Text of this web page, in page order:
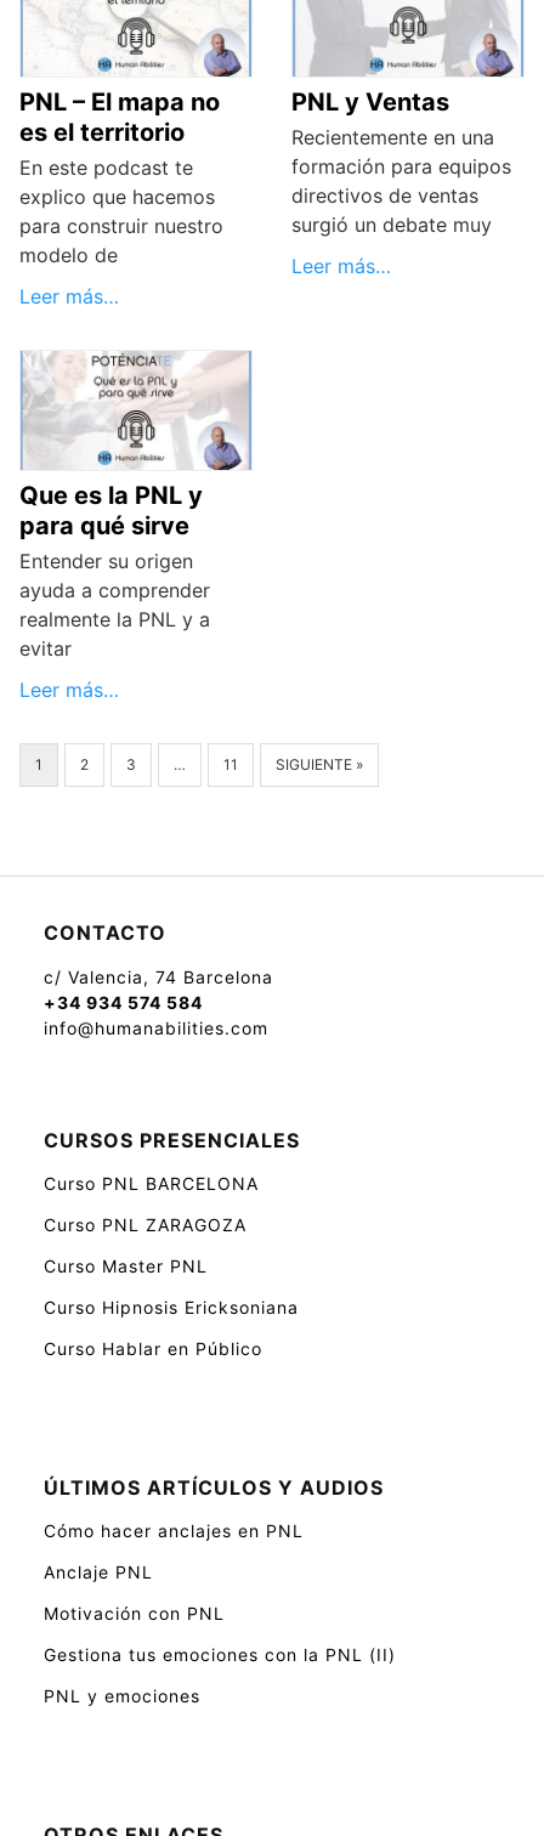
PNL – El mapa no
es el territorio
En este podcast te
explico que hacemos
para construir nuestro
modelo de
Leer más…
PNL y Ventas
Recientemente en una
formación para equipos
directivos de ventas
surgió un debate muy
Leer más…
Que es la PNL y
para qué sirve
Entender su origen
ayuda a comprender
realmente la PNL y a
evitar
Leer más…
1 2 3 … 11 SIGUIENTE »
CONTACTO
c/ Valencia, 74 Barcelona
+34 934 574 584
info@humanabilities.com
CURSOS PRESENCIALES
Curso PNL BARCELONA
Curso PNL ZARAGOZA
Curso Master PNL
Curso Hipnosis Ericksoniana
Curso Hablar en Público
ÚLTIMOS ARTÍCULOS Y AUDIOS
Cómo hacer anclajes en PNL
Anclaje PNL
Motivación con PNL
Gestiona tus emociones con la PNL (II)
PNL y emociones